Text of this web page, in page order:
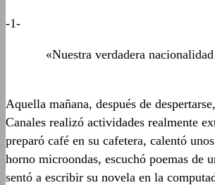
-1-
«Nuestra verdadera
Aquella mañana, después de
Canales realizó actividades realmente
preparó café en su cafetera, calentó
horno microondas, escuchó poemas de
sentó a escribir su novela en la